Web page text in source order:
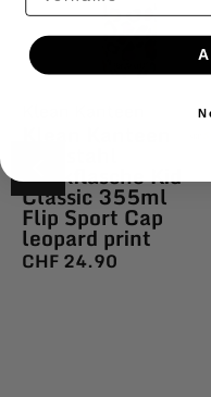
Trinkflasche Kid
Classic 355ml
Flip Sport Cap
leopard print
CHF24.90